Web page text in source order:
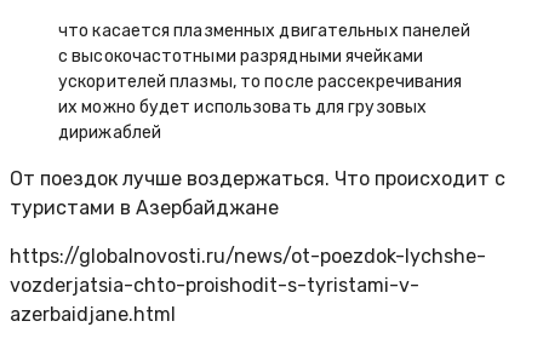
что касается плазменных двигательных панелей
с высокочастотными разрядными ячейками
ускорителей плазмы, то после рассекречивания
их можно будет использовать для грузовых
дирижаблей
От поездок лучше воздержаться. Что происходит с
туристами в Азербайджане
https://globalnovosti.ru/news/ot-poezdok-lychshe-
vozderjatsia-chto-proishodit-s-tyristami-v-
azerbaidjane.html